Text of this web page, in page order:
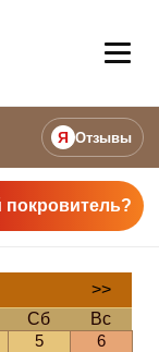
Я Отзывы
покровитель?
>>
Сб
Вс
5
6